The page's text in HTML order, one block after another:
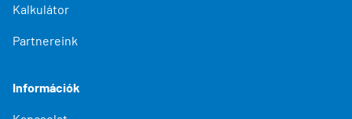
Kalkulátor
Partnereink
Információk